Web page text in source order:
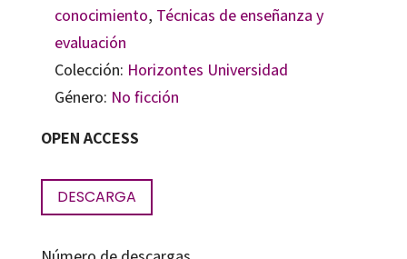
conocimiento, Técnicas de enseñanza y
evaluación
Colección: Horizontes Universidad
Género: No ficción
OPEN ACCESS
DESCARGA